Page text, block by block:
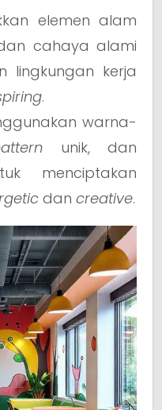
elemen alam
cahaya alami
lingkungan kerja
.
warna-
unik, dan
menciptakan
dan creative.